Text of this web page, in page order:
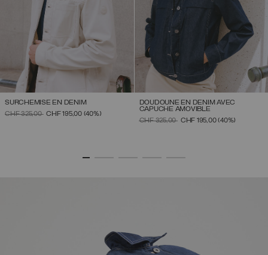
SURCHEMISE EN DENIM
PRIX RÉDUIT DE
CHF 325,00ÀCHF 195,00 (40%)
DOUDOUNE EN DENIM AVEC
CAPUCHE AMOVIBLE
PRIX RÉDUIT DE
CHF 325,00ÀCHF 195,00(40%)